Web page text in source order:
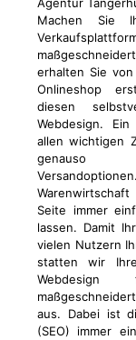
Machen Sie
erhalten Sie
Onlineshop
diesen
Webdesign.
allen wichtigen
genauso
Seite immer
lassen. Damit
vielen Nutzern
statten wir
aus. Dabei ist
(SEO) immer